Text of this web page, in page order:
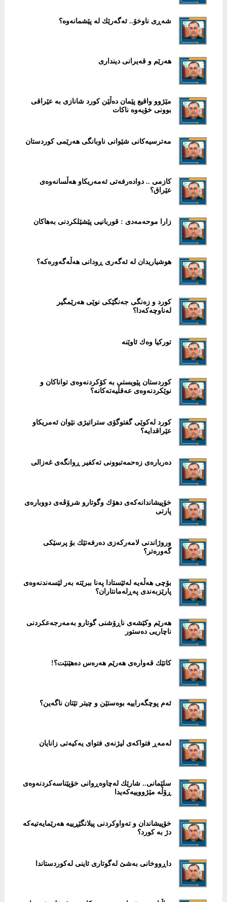
شەڕی ناوخۆ.. ئەگەرێك لە پێشمانەوە؟
ھەرێم و قەیرانی دینداری
مێژوو واقیع پێمان دەڵێن کورد شانازی بە عێراقی
بوونی خۆیەوە ناکات
مەترسیەکانی شێوانی ناوبانگی هەرێمی كوردستان
كازمی .. دوادەرفەتی ئەمەریکاو ھەڵسانەوەی
عێراق؟
زارا موحەمەدی : قوربانیی پێشێلکردنی بەھاکان
هوشیاریدان لە ئەگەری ڕودانی هەڵەگەورەکە؟
کورد و زەنگی جەنگێکی نوێی هەرێمگیر
لەناوچەکەدا؟
تورکیا وەك ئاوێنە
کوردستان پێویستی بە کۆکردنەوەی تواناکان و
نوێکردنەوەی عەقڵیەتەکانە؟
کورد لەکوێی گفتوگۆی ستراتیژی نێوان ئەمریکاو
عێراقدایە؟
دەربارەی زەحمەتبوونی تەکفیر ڕوانگەی غەزالی
خۆپیشاندانەکەی دهۆك وگوتارو شرۆڤەی دووبارەی
پارتی
وروژاندنی لامەرکەزی دەرفەتێك بۆ پرسێکی
گەورەتر؟
بۆچی هەڵەیە لەئێستادا پەنا ببرێتە بەر لێسەندنەوەی
پارێزبەندی پەڕلەمانتاران؟
هەرێم وکێشەی ناڕۆشنی گوتارو بەمەرجەعکردنی
ناچاریی دەستور
کاتێك قەوارەی هەرێم هەرەس دەهێنێت؟!
ئەم پوچگەراییە بوەستێن و چیتر تێتان ناگەین؟
لەمەڕ فتواکەی لیژنەی فتوای یەکیەتی زانایان
سلێمانی.. شارێك لەچاوەڕوانی خۆپێناسەکردنەوەی
ڕۆڵە مێژووییەکەیدا
خۆپیشاندان و تەواوکردنی پیلانگێڕییە ھەرێمایەتیەکە
دژ بە کورد؟
داڕووخانی بەشێ لەگوتاری ئاینی لەکوردستاندا